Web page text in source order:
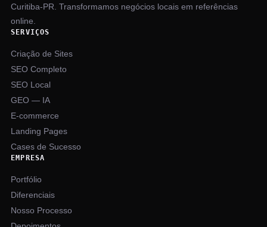
Curitiba-PR. Transformamos negócios locais em referências
online.
SERVIÇOS
Criação de Sites
SEO Completo
SEO Local
GEO — IA
E-commerce
Landing Pages
Cases de Sucesso
EMPRESA
Portfólio
Diferenciais
Nosso Processo